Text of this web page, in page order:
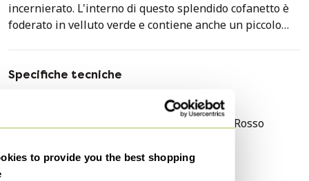
to provide you the best shopping
incernierato. L'interno di questo splendido cofanetto è
foderato in velluto verde e contiene anche un piccolo
pezzo irripetibile. Questo cofanetto è realizzato in onice
grandi dimensioni. Assolutamente meraviglioso!
stata incollata nuovamente.
Specifiche tecniche
Molto buono
Oro, Grigio, Verde, Rosso
Numero di articoli